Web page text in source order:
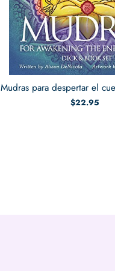
Mudras para despertar el
$22.95